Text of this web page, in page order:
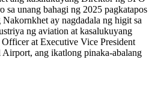
sa unang bahagi ng 2025 pagkatapos
ay nagdadala ng higit sa
ng aviation at kasalukuyang
at Executive Vice President
Airport, ang ikatlong pinaka-abalang